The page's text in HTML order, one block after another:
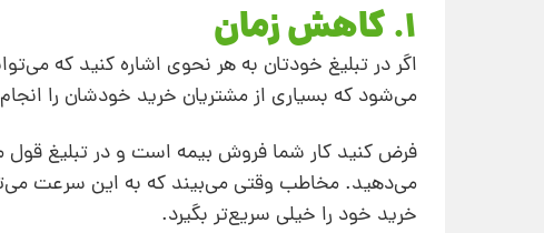
1. کاهش زمان
اگر در تبلیغ خودتان به هر نحوی اشاره کنید که
می‌شود که بسیاری از مشتریان خرید خودشان را
می‌دهید. مخاطب وقتی می‌بیند که به این سرعت
خرید خود را خیلی سریع‌تر بگیرد.